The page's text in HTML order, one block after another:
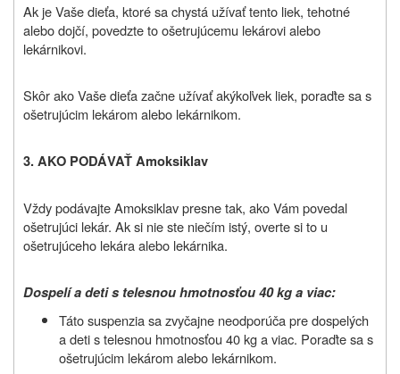
Ak je Vaše dieťa, ktoré sa chystá užívať tento liek, tehotné
alebo dojčí, povedzte to ošetrujúcemu lekárovi alebo
lekárnikovi.
Skôr ako Vaše dieťa začne užívať akýkoľvek liek, poraďte sa s
ošetrujúcim lekárom alebo lekárnikom.
3. AKO PODÁVAŤ Amoksiklav
Vždy podávajte Amoksiklav presne tak, ako Vám povedal
ošetrujúci lekár. Ak si nie ste niečím istý, overte si to u
ošetrujúceho lekára alebo lekárnika.
Dospelí a deti s telesnou hmotnosťou 40 kg a viac:
Táto suspenzia sa zvyčajne neodporúča pre dospelých
a deti s telesnou hmotnosťou 40 kg a viac. Poraďte sa s
ošetrujúcim lekárom alebo lekárnikom.